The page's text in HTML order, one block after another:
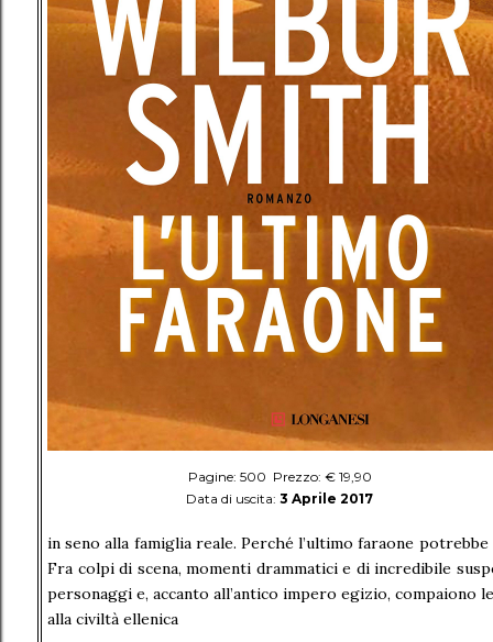
Pagine: 500 Prezzo: € 19,90
Data di uscita: 3 Aprile 2017
in seno alla famiglia reale. Perché l’ultimo faraone
Fra colpi di scena, momenti drammatici e di incredibile
personaggi e, accanto all’antico impero egizio, compaiono
alla civiltà ellenica